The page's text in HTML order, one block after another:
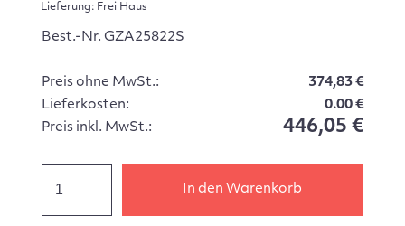
Lieferung: Frei Haus
Best.-Nr. GZA25822S
Preis ohne MwSt.:
374,83 €
Lieferkosten:
0.00 €
Preis inkl. MwSt.:
446,05 €
In den Warenkorb